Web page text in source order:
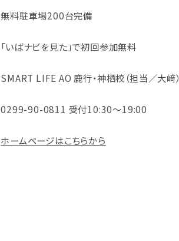
無料駐車場200台完備
「いばナビを見た」で初回参加無料
SMART LIFE AO 鹿行・神栖校（担当／大﨑）
0299-90-0811 受付10:30～19:00
ホームページはこちらから